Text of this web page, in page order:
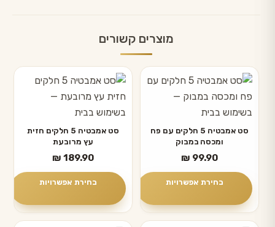
מוצרים קשורים
סט אמבטיה 5 חלקים עם פח
ומכסה במבוק
₪ 99.90
בחירת אפשרויות
למוצר
זה
יש
מספר
לבחור
את
האפשרויות
בעמוד
סט אמבטיה 5 חלקים חזית
עץ מרובעת
₪ 189.90
בחירת אפשרויות
למוצר
זה
יש
מספר
לבחור
את
האפשרויות
בעמוד